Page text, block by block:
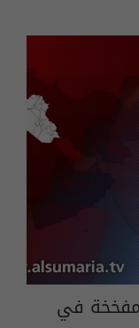
مفخخة في